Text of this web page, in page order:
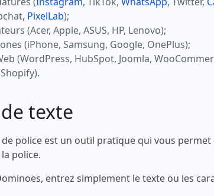
PixelLab);
(Acer, Apple, ASUS, HP, Lenovo);
(iPhone, Samsung, Google, OnePlus);
(WordPress, HubSpot, Joomla,
texte
police est un outil pratique qui vous permet
police.
entrez simplement le texte ou les